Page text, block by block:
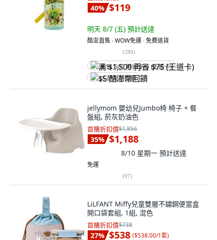
40% $119
明天 8/7 (五) 預計送達
酷澎直售 ∙ WOW免運 ∙ 免費退貨
(280)
满 $1,500 再省 $75 (王道卡)
$5 酷澎幣回饋
jellymom 嬰幼兒Jumbo椅 椅子 + 餐
盤組, 菸灰奶油色
首購折扣價$1,856
35% $1,188
8/10 星期一 預計送達
免運
(97)
LiLFANT Miffy兒童雙層不鏽鋼便當盒
開口袋套組, 1組, 混色
首購折扣價$738
27% $538 ($538.00/1套)